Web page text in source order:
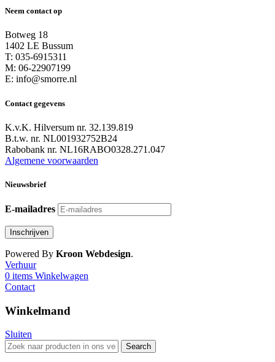
Neem contact op
Botweg 18
1402 LE Bussum
T: 035-6915311
M: 06-22907199
E: info@smorre.nl
Contact gegevens
K.v.K. Hilversum nr. 32.139.819
B.t.w. nr. NL001932752B24
Rabobank nr. NL16RABO0328.271.047
Algemene voorwaarden
Nieuwsbrief
E-mailadres
Powered By Kroon Webdesign.
Verhuur
0 items Winkelwagen
Contact
Winkelmand
Sluiten
Search